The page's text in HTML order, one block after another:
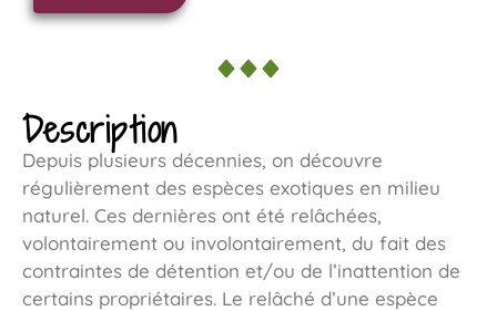
Description
Depuis plusieurs décennies, on découvre
régulièrement des espèces exotiques en milieu
naturel. Ces dernières ont été relâchées,
volontairement ou involontairement, du fait des
contraintes de détention et/ou de l’inattention de
certains propriétaires. Le relâché d’une espèce